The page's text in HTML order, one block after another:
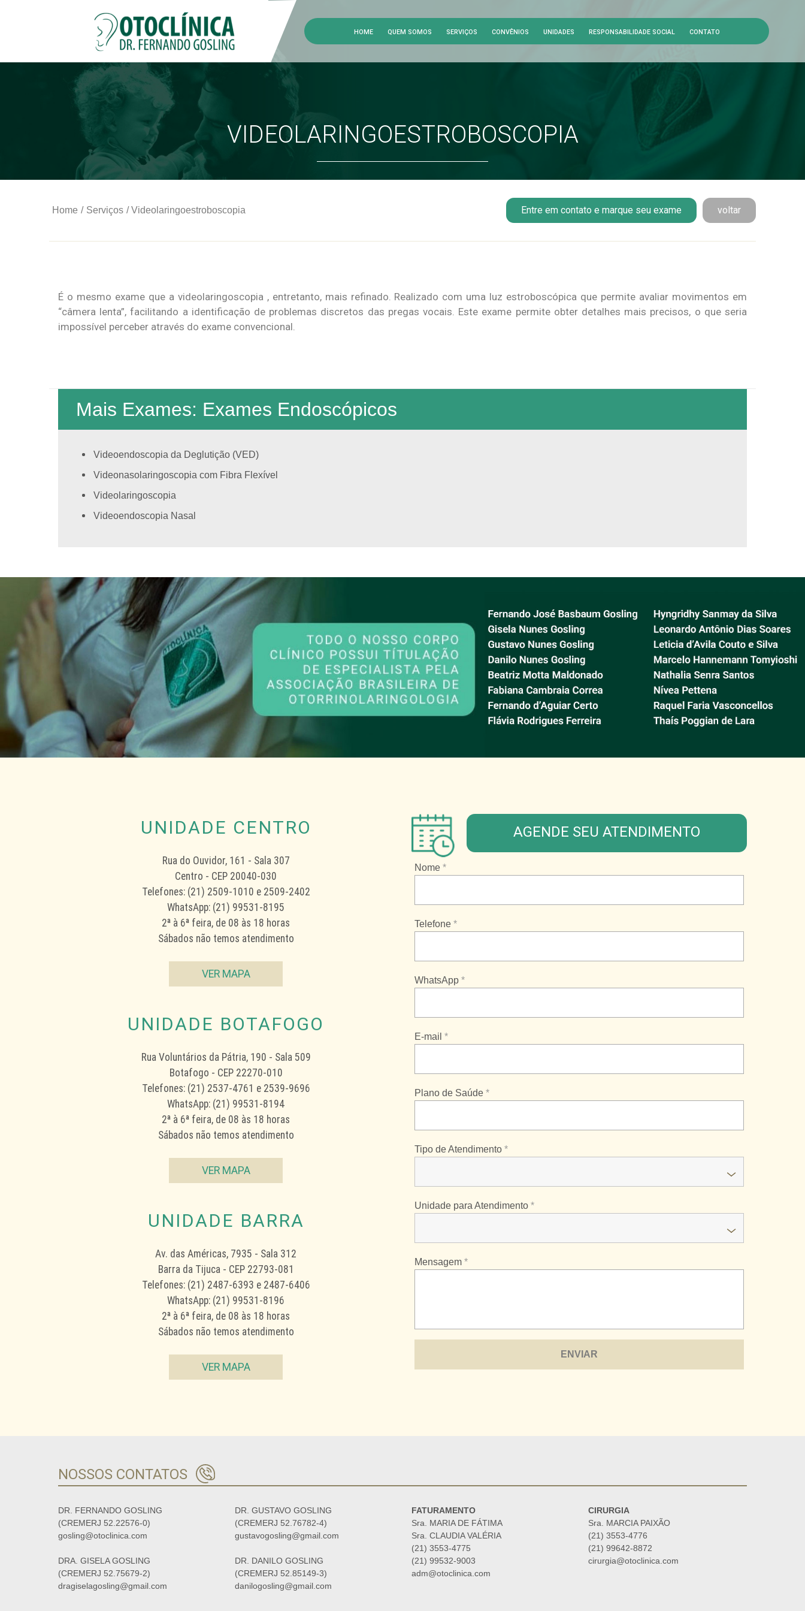
HOME QUEM SOMOS SERVIÇOS CONVÊNIOS UNIDADES RESPONSABILIDADE SOCIAL CONTATO
VIDEOLARINGOESTROBOSCOPIA
Home / Serviços / Videolaringoestroboscopia Entre em contato e marque seu exame voltar
É o mesmo exame que a videolaringoscopia , entretanto, mais refinado. Realizado com uma luz estroboscópica que permite avaliar movimentos em
“câmera lenta”, facilitando a identificação de problemas discretos das pregas vocais. Este exame permite obter detalhes mais precisos, o que seria
impossível perceber através do exame convencional.
Mais Exames: Exames Endoscópicos
Videoendoscopia da Deglutição (VED)
Videonasolaringoscopia com Fibra Flexível
Videolaringoscopia
Videoendoscopia Nasal
UNIDADE CENTRO
Rua do Ouvidor, 161 - Sala 307
Centro - CEP 20040-030
Telefones: (21) 2509-1010 e 2509-2402
WhatsApp: (21) 99531-8195
2ª à 6ª feira, de 08 às 18 horas
Sábados não temos atendimento
VER MAPA
UNIDADE BOTAFOGO
Rua Voluntários da Pátria, 190 - Sala 509
Botafogo - CEP 22270-010
Telefones: (21) 2537-4761 e 2539-9696
WhatsApp: (21) 99531-8194
2ª à 6ª feira, de 08 às 18 horas
Sábados não temos atendimento
VER MAPA
UNIDADE BARRA
Av. das Américas, 7935 - Sala 312
Barra da Tijuca - CEP 22793-081
Telefones: (21) 2487-6393 e 2487-6406
WhatsApp: (21) 99531-8196
2ª à 6ª feira, de 08 às 18 horas
Sábados não temos atendimento
VER MAPA
AGENDE SEU ATENDIMENTO
Nome *
Telefone *
WhatsApp *
E-mail *
Plano de Saúde *
Tipo de Atendimento *
Unidade para Atendimento *
Mensagem *
NOSSOS CONTATOS
DR. FERNANDO GOSLING
(CREMERJ 52.22576-0)
gosling@otoclinica.com
DRA. GISELA GOSLING
(CREMERJ 52.75679-2)
dragiselagosling@gmail.com
DR. GUSTAVO GOSLING
(CREMERJ 52.76782-4)
gustavogosling@gmail.com
DR. DANILO GOSLING
(CREMERJ 52.85149-3)
danilogosling@gmail.com
FATURAMENTO
Sra. MARIA DE FÁTIMA
Sra. CLAUDIA VALÉRIA
(21) 3553-4775
(21) 99532-9003
adm@otoclinica.com
CIRURGIA
Sra. MARCIA PAIXÃO
(21) 3553-4776
(21) 99642-8872
cirurgia@otoclinica.com